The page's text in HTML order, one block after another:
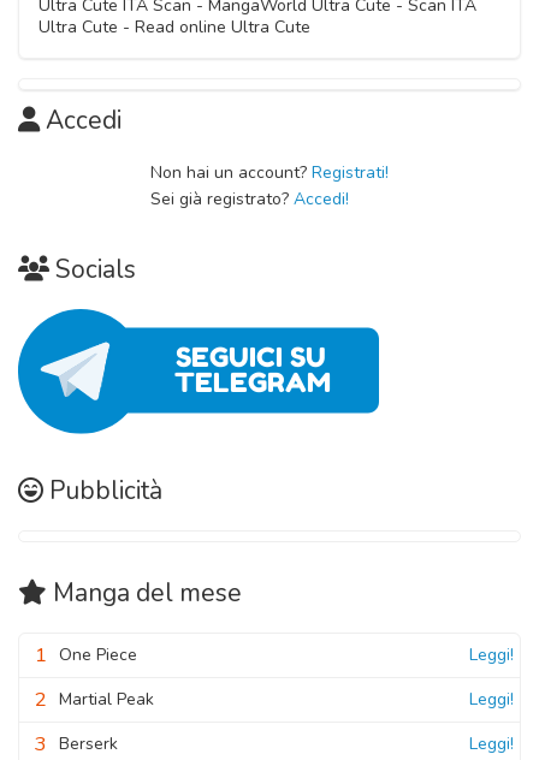
Capitolo 10
Capitolo 07
Capitolo 01
Ultra Cute ITA Scan - MangaWorld Ultra Cute - Scan ITA
Ultra Cute - Read online Ultra Cute
Accedi
Non hai un account? Registrati!
Sei già registrato? Accedi!
Socials
Pubblicità
Manga del mese
1 One Piece Leggi!
2 Martial Peak Leggi!
3 Berserk Leggi!